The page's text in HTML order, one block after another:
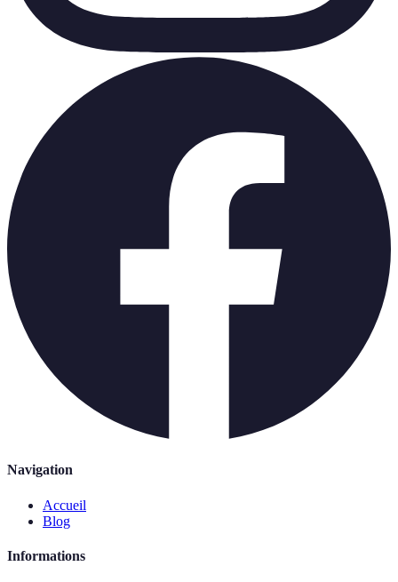
Navigation
Accueil
Blog
Informations